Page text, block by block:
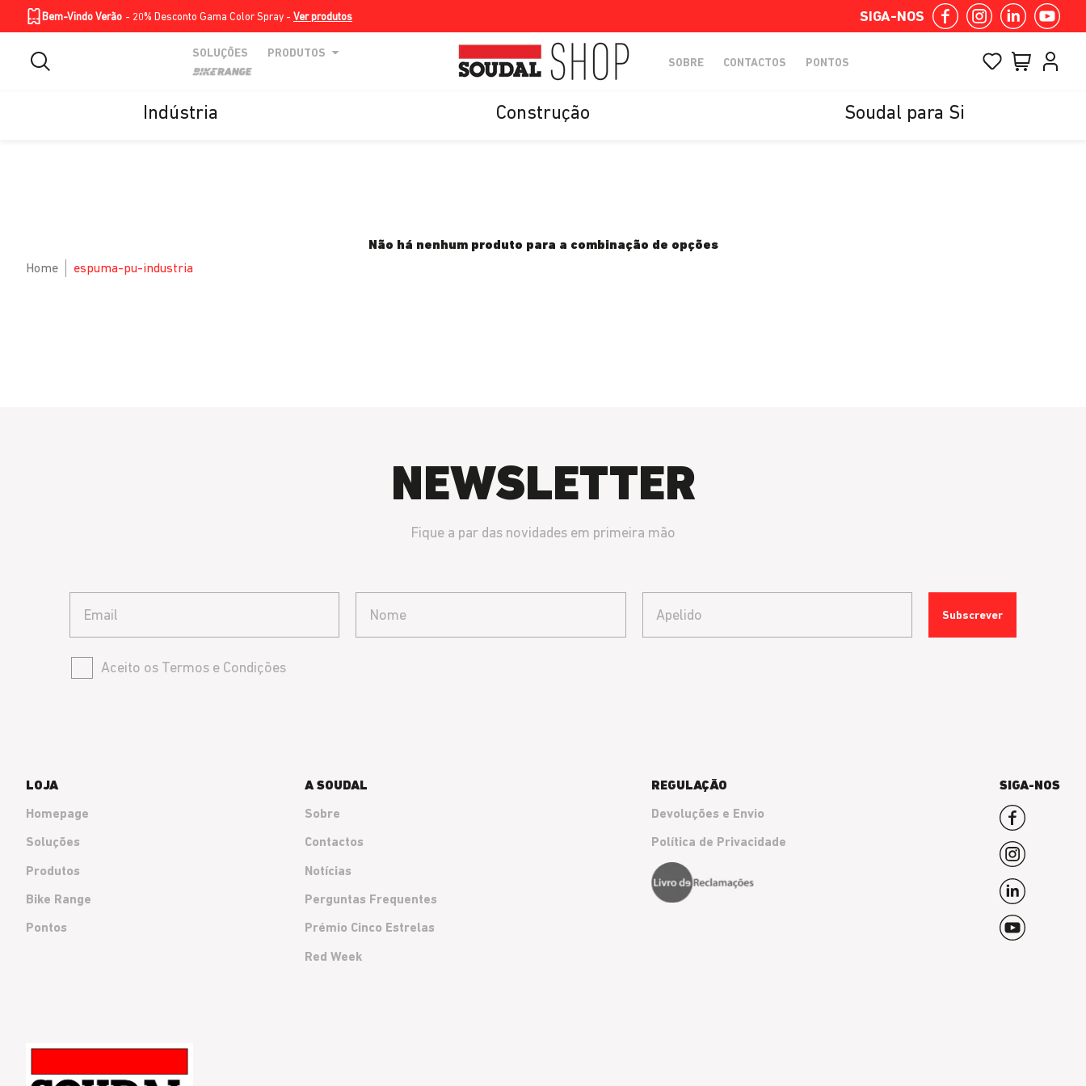
Skip to Main Content
Homepage Soluções Produtos BIKE RANGE
Bem-Vindo Verão - 20% Desconto Gama Color Spray - Ver produtos SIGA-NOS
SOLUÇÕES PRODUTOS
SOBRE CONTACTOS PONTOS
Indústria Construção Soudal para Si
Home espuma-pu-industria
Não há nenhum produto para a combinação de opções
NEWSLETTER
Fique a par das novidades em primeira mão
Subscrever
Aceito os Termos e Condições
Aceito os Termos e Condições
LOJA
Homepage
Soluções
Produtos
Bike Range
Pontos
A SOUDAL
Sobre
Contactos
Notícias
Perguntas Frequentes
Prémio Cinco Estrelas
Red Week
REGULAÇÃO
Devoluções e Envio
Política de Privacidade
SIGA-NOS